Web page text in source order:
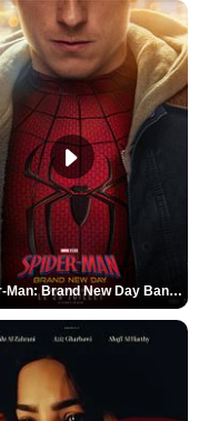
Spider-Man: Brand New Day Bande-annonce VO STFR